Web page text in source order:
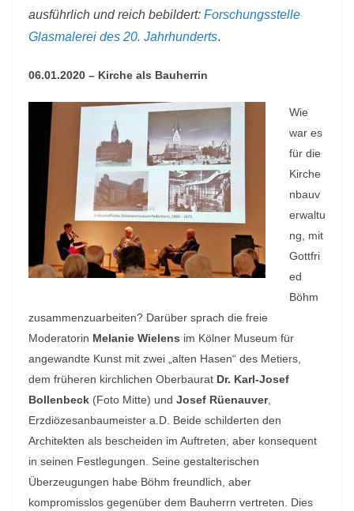
ausführlich und reich bebildert: Forschungsstelle
Glasmalerei des 20. Jahrhunderts.
06.01.2020 – Kirche als Bauherrin
Wie
war es
für die
Kirche
nbauv
erwaltu
ng, mit
Gottfri
ed
Böhm
zusammenzuarbeiten? Darüber sprach die freie
Moderatorin Melanie Wielens im Kölner Museum für
angewandte Kunst mit zwei „alten Hasen“ des Metiers,
dem früheren kirchlichen Oberbaurat Dr. Karl-Josef
Bollenbeck (Foto Mitte) und Josef Rüenauver,
Erzdiözesanbaumeister a.D. Beide schilderten den
Architekten als bescheiden im Auftreten, aber konsequent
in seinen Festlegungen. Seine gestalterischen
Überzeugungen habe Böhm freundlich, aber
kompromisslos gegenüber dem Bauherrn vertreten. Dies